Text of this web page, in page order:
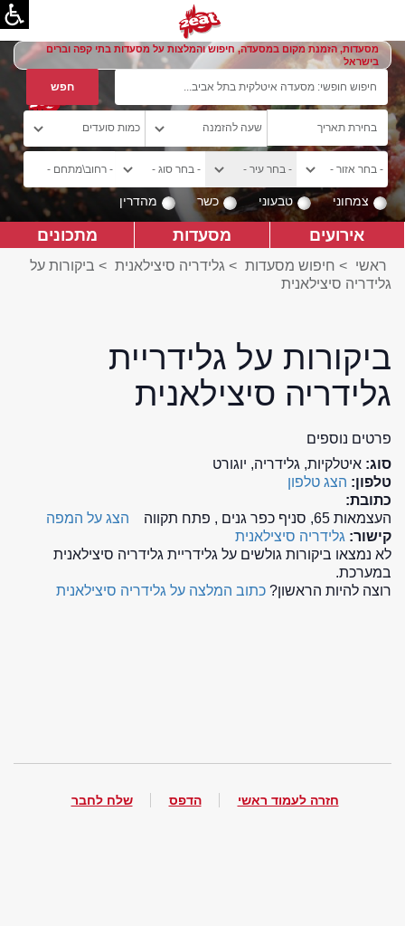
מסעדות, הזמנת מקום במסעדה, חיפוש והמלצות על מסעדות בתי קפה וברים
בישראל
צמחוני טבעוני כשר מהדרין
אירועים מסעדות מתכונים
ראשי > חיפוש מסעדות > גלידריה סיצילאנית > ביקורות על
גלידריה סיצילאנית
ביקורות על גלידריית
גלידריה סיצילאנית
פרטים נוספים
סוג: איטלקיות, גלידריה, יוגורט
טלפון: הצג טלפון
כתובת:
העצמאות 65, סניף כפר גנים , פתח תקווה
הצג על המפה
קישור: גלידריה סיצילאנית
לא נמצאו ביקורות גולשים על גלידריית גלידריה סיצילאנית
במערכת.
רוצה להיות הראשון? כתוב המלצה על גלידריה סיצילאנית
חזרה לעמוד ראשי הדפס שלח לחבר